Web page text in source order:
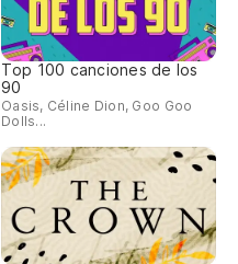
Top 100 canciones de los
90
Oasis, Céline Dion, Goo Goo
Dolls...